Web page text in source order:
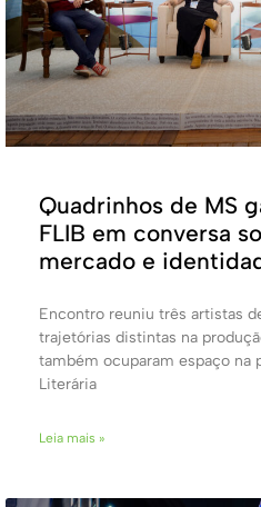
Quadrinhos de MS
FLIB em conversa
mercado e
Encontro reuniu três artistas
trajetórias distintas na
também ocuparam espaço na
Literária
Leia mais »